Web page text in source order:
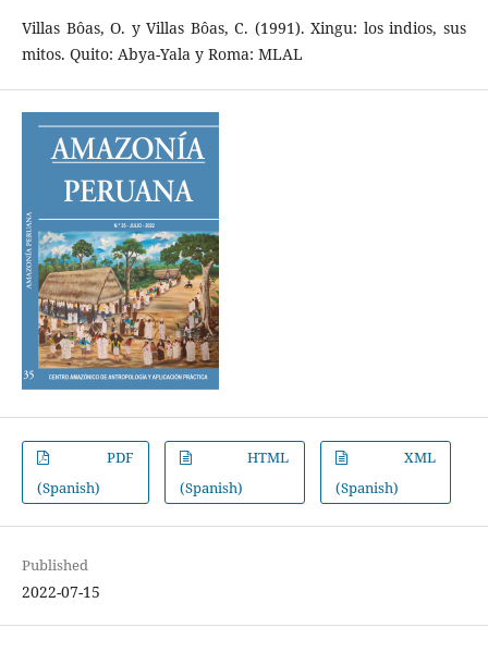
Villas Bôas, O. y Villas Bôas, C. (1991). Xingu: los indios, sus
mitos. Quito: Abya-Yala y Roma: MLAL
PDF
(Spanish)
HTML
(Spanish)
XML
(Spanish)
Published
2022-07-15